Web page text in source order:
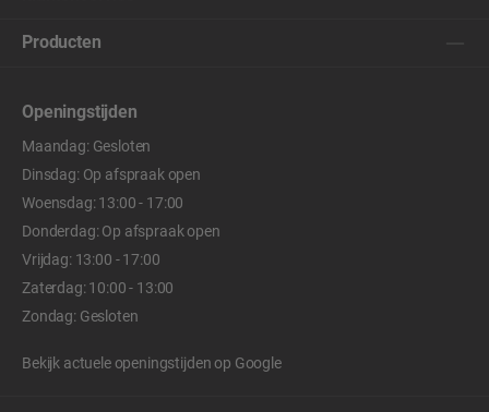
Producten
Openingstijden
Maandag: Gesloten
Dinsdag: Op afspraak open
Woensdag: 13:00 - 17:00
Donderdag: Op afspraak open
Vrijdag: 13:00 - 17:00
Zaterdag: 10:00 - 13:00
Zondag: Gesloten
Bekijk actuele openingstijden op Google